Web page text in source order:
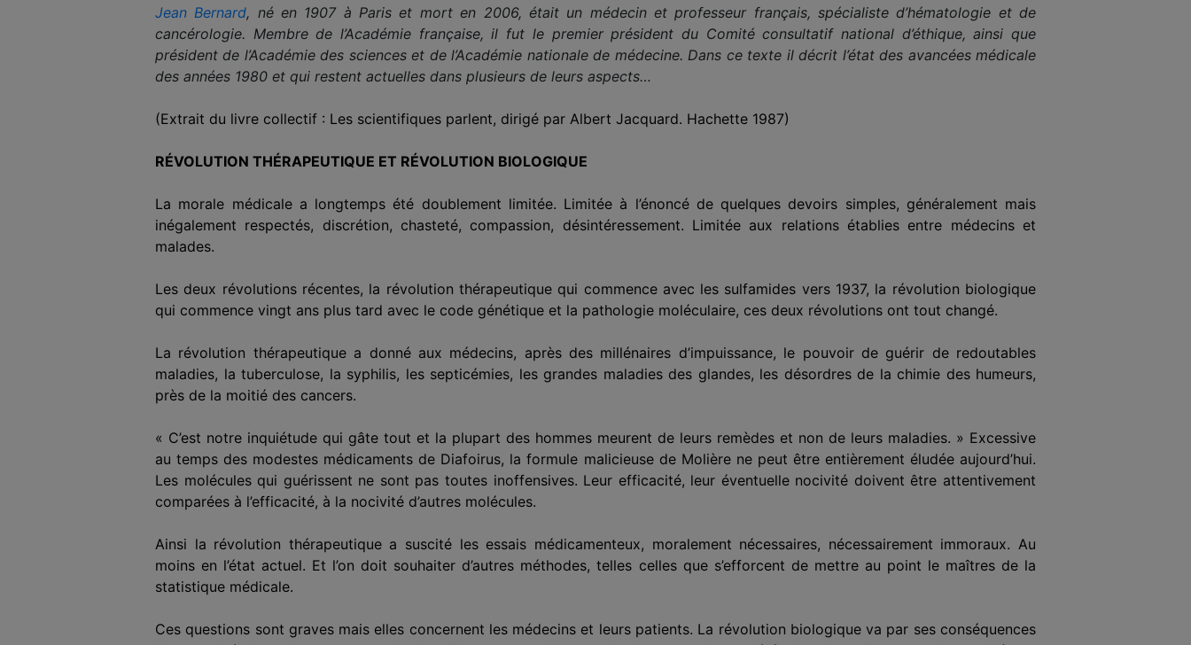
Jean Bernard, né en 1907 à Paris et mort en 2006, était un médecin et professeur français, spécialiste d’hématologie et de
cancérologie. Membre de l’Académie française, il fut le premier président du Comité consultatif national d’éthique, ainsi que
président de l’Académie des sciences et de l’Académie nationale de médecine. Dans ce texte il décrit l’état des avancées médicale
des années 1980 et qui restent actuelles dans plusieurs de leurs aspects…
(Extrait du livre collectif : Les scientifiques parlent, dirigé par Albert Jacquard. Hachette 1987)
RÉVOLUTION THÉRAPEUTIQUE ET RÉVOLUTION BIOLOGIQUE
La morale médicale a longtemps été doublement limitée. Limitée à l’énoncé de quelques devoirs simples, généralement mais
inégalement respectés, discrétion, chasteté, compassion, désintéressement. Limitée aux relations établies entre médecins et
malades.
Les deux révolutions récentes, la révolution thérapeutique qui commence avec les sulfamides vers 1937, la révolution biologique
qui commence vingt ans plus tard avec le code génétique et la pathologie moléculaire, ces deux révolutions ont tout changé.
La révolution thérapeutique a donné aux médecins, après des millénaires d’impuissance, le pouvoir de guérir de redoutables
maladies, la tuberculose, la syphilis, les septicémies, les grandes maladies des glandes, les désordres de la chimie des humeurs,
près de la moitié des cancers.
« C’est notre inquiétude qui gâte tout et la plupart des hommes meurent de leurs remèdes et non de leurs maladies. » Excessive
au temps des modestes médicaments de Diafoirus, la formule malicieuse de Molière ne peut être entièrement éludée aujourd’hui.
Les molécules qui guérissent ne sont pas toutes inoffensives. Leur efficacité, leur éventuelle nocivité doivent être attentivement
comparées à l’efficacité, à la nocivité d’autres molécules.
Ainsi la révolution thérapeutique a suscité les essais médicamenteux, moralement nécessaires, nécessairement immoraux. Au
moins en l’état actuel. Et l’on doit souhaiter d’autres méthodes, telles celles que s’efforcent de mettre au point le maîtres de la
statistique médicale.
Ces questions sont graves mais elles concernent les médecins et leurs patients. La révolution biologique va par ses conséquences